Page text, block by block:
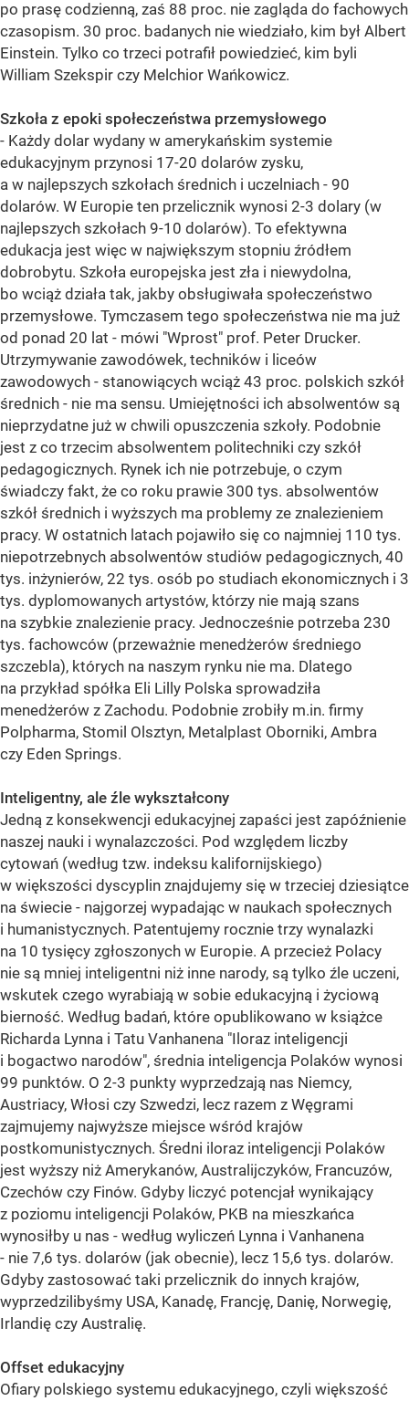
po prasę codzienną, zaś 88 proc. nie zagląda do fachowych
czasopism. 30 proc. badanych nie wiedziało, kim był Albert
Einstein. Tylko co trzeci potrafił powiedzieć, kim byli
William Szekspir czy Melchior Wańkowicz.
Szkoła z epoki społeczeństwa przemysłowego
- Każdy dolar wydany w amerykańskim systemie
edukacyjnym przynosi 17-20 dolarów zysku,
a w najlepszych szkołach średnich i uczelniach - 90
dolarów. W Europie ten przelicznik wynosi 2-3 dolary (w
najlepszych szkołach 9-10 dolarów). To efektywna
edukacja jest więc w największym stopniu źródłem
dobrobytu. Szkoła europejska jest zła i niewydolna,
bo wciąż działa tak, jakby obsługiwała społeczeństwo
przemysłowe. Tymczasem tego społeczeństwa nie ma już
od ponad 20 lat - mówi "Wprost" prof. Peter Drucker.
Utrzymywanie zawodówek, techników i liceów
zawodowych - stanowiących wciąż 43 proc. polskich szkół
średnich - nie ma sensu. Umiejętności ich absolwentów są
nieprzydatne już w chwili opuszczenia szkoły. Podobnie
jest z co trzecim absolwentem politechniki czy szkół
pedagogicznych. Rynek ich nie potrzebuje, o czym
świadczy fakt, że co roku prawie 300 tys. absolwentów
szkół średnich i wyższych ma problemy ze znalezieniem
pracy. W ostatnich latach pojawiło się co najmniej 110 tys.
niepotrzebnych absolwentów studiów pedagogicznych, 40
tys. inżynierów, 22 tys. osób po studiach ekonomicznych i 3
tys. dyplomowanych artystów, którzy nie mają szans
na szybkie znalezienie pracy. Jednocześnie potrzeba 230
tys. fachowców (przeważnie menedżerów średniego
szczebla), których na naszym rynku nie ma. Dlatego
na przykład spółka Eli Lilly Polska sprowadziła
menedżerów z Zachodu. Podobnie zrobiły m.in. firmy
Polpharma, Stomil Olsztyn, Metalplast Oborniki, Ambra
czy Eden Springs.
Inteligentny, ale źle wykształcony
Jedną z konsekwencji edukacyjnej zapaści jest zapóźnienie
naszej nauki i wynalazczości. Pod względem liczby
cytowań (według tzw. indeksu kalifornijskiego)
w większości dyscyplin znajdujemy się w trzeciej dziesiątce
na świecie - najgorzej wypadając w naukach społecznych
i humanistycznych. Patentujemy rocznie trzy wynalazki
na 10 tysięcy zgłoszonych w Europie. A przecież Polacy
nie są mniej inteligentni niż inne narody, są tylko źle uczeni,
wskutek czego wyrabiają w sobie edukacyjną i życiową
bierność. Według badań, które opublikowano w książce
Richarda Lynna i Tatu Vanhanena "Iloraz inteligencji
i bogactwo narodów", średnia inteligencja Polaków wynosi
99 punktów. O 2-3 punkty wyprzedzają nas Niemcy,
Austriacy, Włosi czy Szwedzi, lecz razem z Węgrami
zajmujemy najwyższe miejsce wśród krajów
postkomunistycznych. Średni iloraz inteligencji Polaków
jest wyższy niż Amerykanów, Australijczyków, Francuzów,
Czechów czy Finów. Gdyby liczyć potencjał wynikający
z poziomu inteligencji Polaków, PKB na mieszkańca
wynosiłby u nas - według wyliczeń Lynna i Vanhanena
- nie 7,6 tys. dolarów (jak obecnie), lecz 15,6 tys. dolarów.
Gdyby zastosować taki przelicznik do innych krajów,
wyprzedzilibyśmy USA, Kanadę, Francję, Danię, Norwegię,
Irlandię czy Australię.
Offset edukacyjny
Ofiary polskiego systemu edukacyjnego, czyli większość